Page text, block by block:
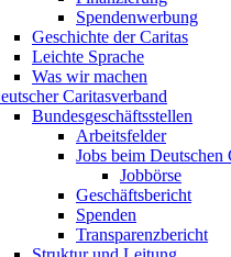
Spendenwerbung
Geschichte der Caritas
Leichte Sprache
Was wir machen
Caritasverband
Bundesgeschäftsstellen
Arbeitsfelder
Jobs beim Deutschen
Jobbörse
Geschäftsbericht
Spenden
Transparenzbericht